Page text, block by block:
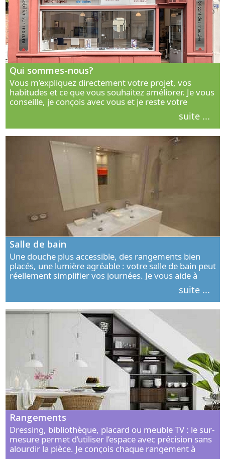
Qui sommes-nous?
Vous m’expliquez directement votre projet, vos
habitudes et ce que vous souhaitez améliorer. Je vous
conseille, je conçois avec vous et je reste votre
interlocuteur principal. Découvrez ma façon de vous
suite ...
Salle de bain
Une douche plus accessible, des rangements bien
placés, une lumière agréable : votre salle de bain peut
réellement simplifier vos journées. Je vous aide à
concevoir un espace élégant, confortable et adapté à
suite ...
Rangements
Dressing, bibliothèque, placard ou meuble TV : le sur-
mesure permet d’utiliser l’espace avec précision sans
alourdir la pièce. Je conçois chaque rangement à